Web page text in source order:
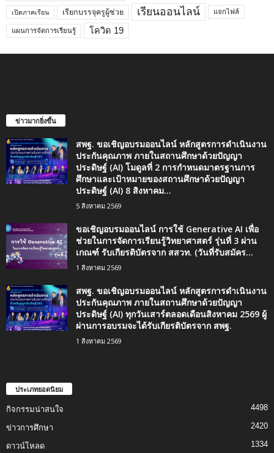
เปิดภาคเรียน เรียกบรรจุครูผู้ช่วย เรียนออนไลน์ แจกไฟล์
แผนการจัดการเรียนรู้ โควิด 19
ข่าวมากยิ่งขึ้น
สพฐ. ขอเชิญอบรมออนไลน์ หลักสูตรการดำเนินงาน
ประกันคุณภาพ ภายในสถานศึกษาด้วยปัญญา
ประดิษฐ์ (AI) โมดูลที่ 2 การกำหนดมาตรฐานการ
ศึกษาและเป้าหมายของสถานศึกษาด้วยปัญญา
ประดิษฐ์ (AI) 8 สิงหาคม...
5 สิงหาคม 2569
ขอเชิญอบรมออนไลน์ การใช้ Generative AI เพื่อ
ช่วยในการจัดการเรียนรู้วิทยาศาสตร์ รุ่นที่ 3 ผ่าน
เกณฑ์ รับเกียรติบัตรจาก สสวท. (วันที่รับสมัคร...
1 สิงหาคม 2569
สพฐ. ขอเชิญอบรมออนไลน์ หลักสูตรการดำเนินงาน
ประกันคุณภาพ ภายในสถานศึกษาด้วยปัญญา
ประดิษฐ์ (AI) ทุกวันเสาร์ตลอดเดือนสิงหาคม 2569 ผู้
ผ่านการอบรมจะได้รับเกียรติบัตรจาก สพฐ.
1 สิงหาคม 2569
ประเภทยอดนิยม
กิจกรรมน่าสนใจ 4498
ข่าวการศึกษา 2420
ดาวน์โหลด 1334